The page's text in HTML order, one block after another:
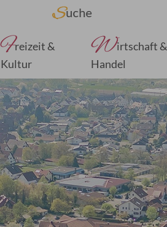
Freizeit &
Kultur
Wirtschaft &
Handel